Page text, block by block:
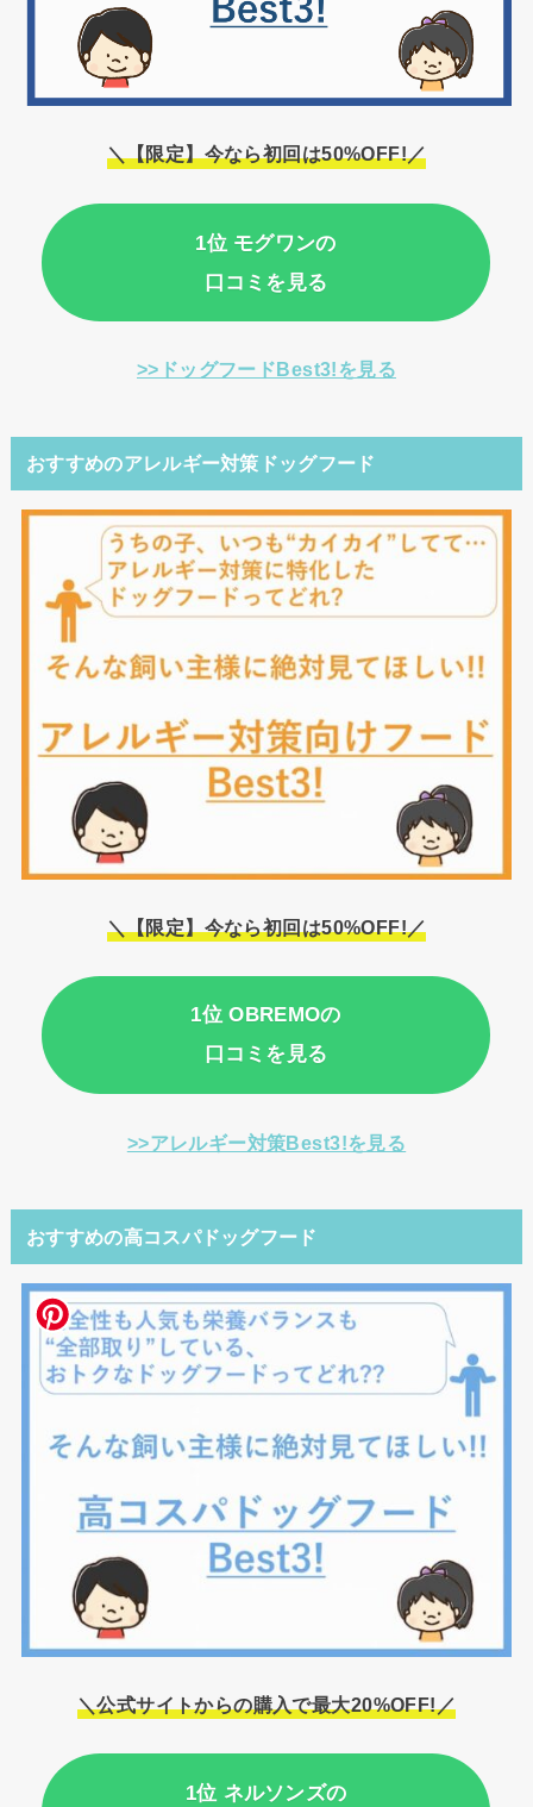
＼【限定】今なら初回は50%OFF!／
1位 モグワンの
口コミを見る
>>ドッグフードBest3!を見る
おすすめのアレルギー対策ドッグフード
＼【限定】今なら初回は50%OFF!／
1位 OBREMOの
口コミを見る
>>アレルギー対策Best3!を見る
おすすめの高コスパドッグフード
＼公式サイトからの購入で最大20%OFF!／
1位 ネルソンズの